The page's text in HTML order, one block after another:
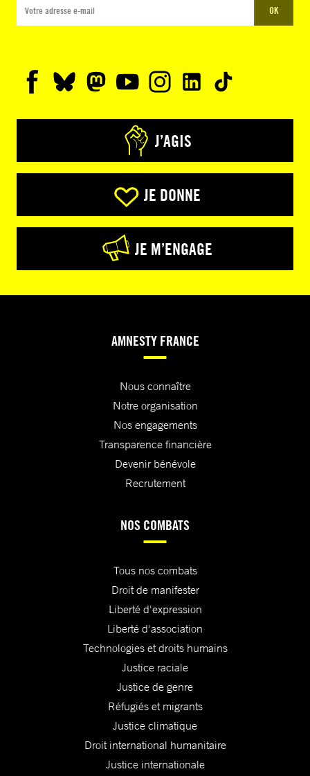
OK
J’AGIS
JE DONNE
JE M’ENGAGE
AMNESTY FRANCE
Nous connaître
Notre organisation
Nos engagements
Transparence financière
Devenir bénévole
Recrutement
NOS COMBATS
Tous nos combats
Droit de manifester
Liberté d'expression
Liberté d'association
Technologies et droits humains
Justice raciale
Justice de genre
Réfugiés et migrants
Justice climatique
Droit international humanitaire
Justice internationale